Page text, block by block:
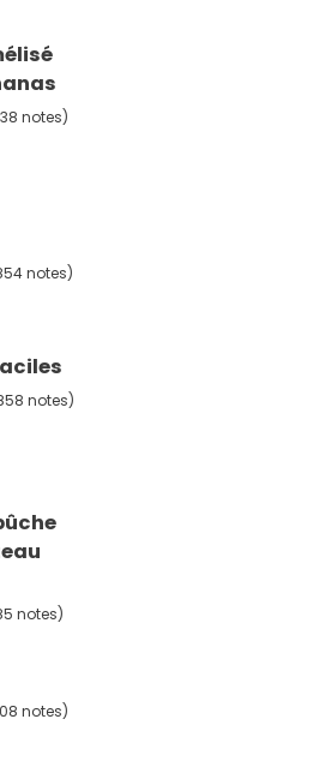
notes)
notes)
notes)
notes)
notes)